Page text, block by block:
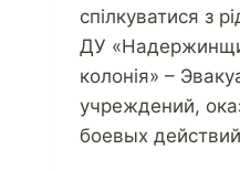
спілкуватися з
ДУ
колонія» –
учреждений,
боевых